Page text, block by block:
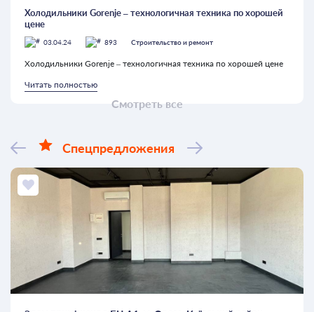
Смотреть все
Холодильники Gorenje – технологичная техника по хорошей
цене
03.04.24 893 Строительство и ремонт
Холодильники Gorenje – технологичная техника по хорошей цене
Читать полностью
Спецпредложения